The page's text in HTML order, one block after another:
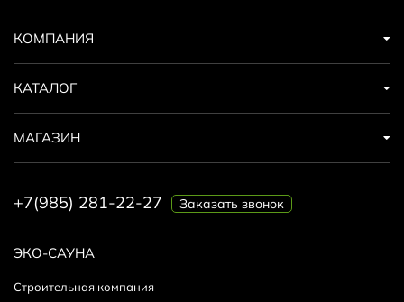
ЭКО-САУНА
Строительная компания
КОМПАНИЯ
КАТАЛОГ
МАГАЗИН
+7(985) 281-22-27 Заказать звонок